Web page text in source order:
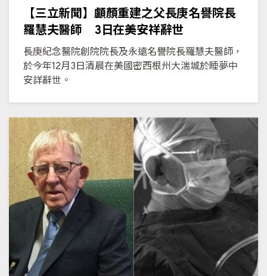
【三立新聞】顱顏重建之父長庚名譽院長
羅慧夫醫師 3日在美安祥辭世
長庚紀念醫院創院院長及永遠名譽院長羅慧夫醫師，
於今年12月3日清晨在美國密西根州大湍城於睡夢中
安詳辭世。